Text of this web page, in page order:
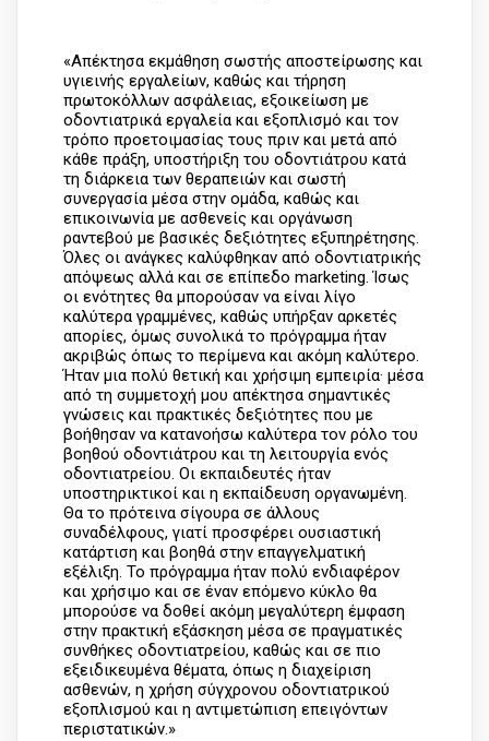
«Απέκτησα εκμάθηση σωστής αποστείρωσης και
υγιεινής εργαλείων, καθώς και τήρηση
πρωτοκόλλων ασφάλειας, εξοικείωση με
οδοντιατρικά εργαλεία και εξοπλισμό και τον
τρόπο προετοιμασίας τους πριν και μετά από
κάθε πράξη, υποστήριξη του οδοντιάτρου κατά
τη διάρκεια των θεραπειών και σωστή
συνεργασία μέσα στην ομάδα, καθώς και
επικοινωνία με ασθενείς και οργάνωση
ραντεβού με βασικές δεξιότητες εξυπηρέτησης.
Όλες οι ανάγκες καλύφθηκαν από οδοντιατρικής
απόψεως αλλά και σε επίπεδο marketing. Ίσως
οι ενότητες θα μπορούσαν να είναι λίγο
καλύτερα γραμμένες, καθώς υπήρξαν αρκετές
απορίες, όμως συνολικά το πρόγραμμα ήταν
ακριβώς όπως το περίμενα και ακόμη καλύτερο.
Ήταν μια πολύ θετική και χρήσιμη εμπειρία· μέσα
από τη συμμετοχή μου απέκτησα σημαντικές
γνώσεις και πρακτικές δεξιότητες που με
βοήθησαν να κατανοήσω καλύτερα τον ρόλο του
βοηθού οδοντιάτρου και τη λειτουργία ενός
οδοντιατρείου. Οι εκπαιδευτές ήταν
υποστηρικτικοί και η εκπαίδευση οργανωμένη.
Θα το πρότεινα σίγουρα σε άλλους
συναδέλφους, γιατί προσφέρει ουσιαστική
κατάρτιση και βοηθά στην επαγγελματική
εξέλιξη. Το πρόγραμμα ήταν πολύ ενδιαφέρον
και χρήσιμο και σε έναν επόμενο κύκλο θα
μπορούσε να δοθεί ακόμη μεγαλύτερη έμφαση
στην πρακτική εξάσκηση μέσα σε πραγματικές
συνθήκες οδοντιατρείου, καθώς και σε πιο
εξειδικευμένα θέματα, όπως η διαχείριση
ασθενών, η χρήση σύγχρονου οδοντιατρικού
εξοπλισμού και η αντιμετώπιση επειγόντων
περιστατικών.»